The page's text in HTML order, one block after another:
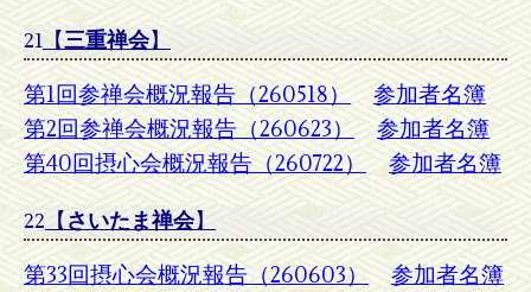
21 【三重禅会】
第1回参禅会概況報告（260518）
参加者名簿
第2回参禅会概況報告（260623）
参加者名簿
第40回摂心会概況報告（260722）
参加者名簿
22 【 さいたま禅会】
第33回摂心会概況報告（260603）
参加者名簿